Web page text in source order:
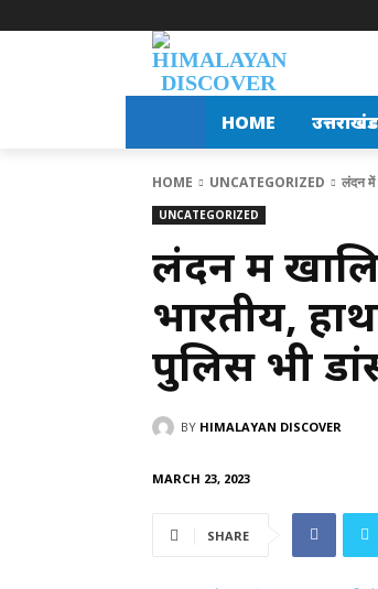
HOME उत्तराखंड
HOME UNCATEGORIZED लंदन में
UNCATEGORIZED
लंदन में
भारतीय,
पुलिस भी
BY HIMALAYAN DISCOVER
MARCH 23, 2023
SHARE